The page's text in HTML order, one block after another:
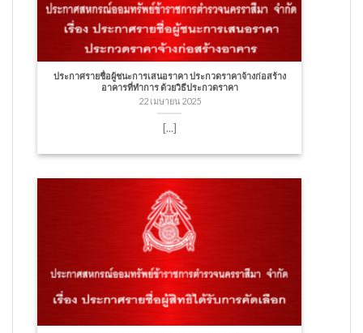
ประกาศรายชื่อผู้ชนะการเสนอราคา ประกวดราคาจ้างก่อสร้าง
อาคารที่ทำการ ด้วยวิธีประกวดราคา
22 เมษายน 2025
[...]